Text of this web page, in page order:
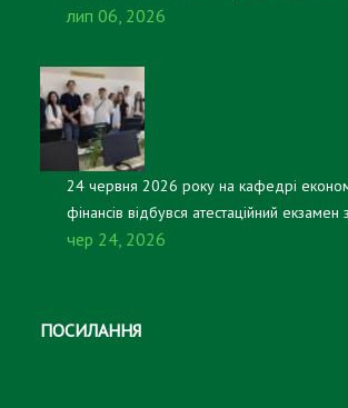
реєстрацію авторського права на
лип 06, 2026
24 червня 2026 року на кафедрі
фінансів відбувся атестаційний екзамен
першого (бакалаврського) рівня вищої
чер 24, 2026
ПОСИЛАННЯ